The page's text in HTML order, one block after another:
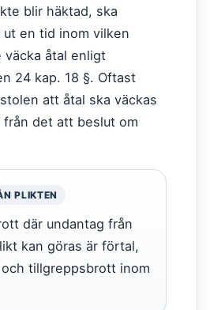
blir häktad, ska
en tid inom vilken
väcka åtal enligt
24 kap. 18 §. Oftast
att åtal ska väckas
från det att beslut om
PLIKTEN
där undantag från
kan göras är förtal,
tillgreppsbrott inom